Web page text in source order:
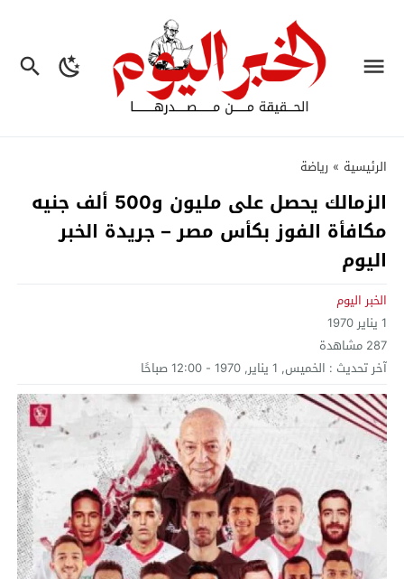
الرئيسية » رياضة
الزمالك يحصل على مليون و500 ألف جنيه
مكافأة الفوز بكأس مصر – جريدة الخبر
اليوم
الخبر اليوم
1 يناير 1970
287 مشاهدة
آخر تحديث : الخميس, 1 يناير, 1970 - 12:00 صباحًا